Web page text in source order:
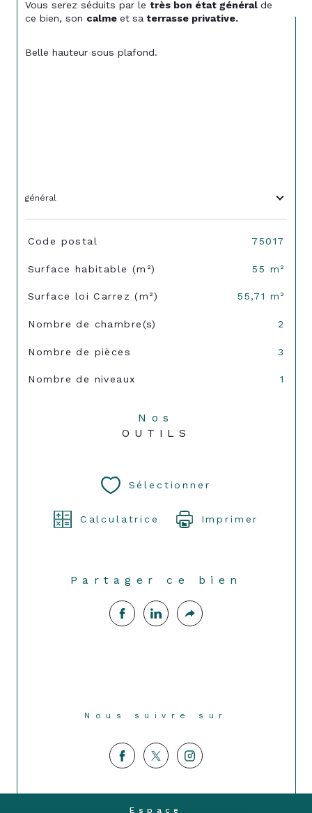
Vous serez séduits par le très bon état général de
ce bien, son calme et sa terrasse privative.
Belle hauteur sous plafond.
général
TRAD_SIROCCO_Caracteristique
Code postal 75017
Surface habitable (m²) 55 m²
Surface loi Carrez (m²) 55,71 m²
Nombre de chambre(s) 2
Nombre de pièces 3
Nombre de niveaux 1
Nos
OUTILS
Sélectionner
Calculatrice Imprimer
Partager ce bien
Nous suivre sur
Espace